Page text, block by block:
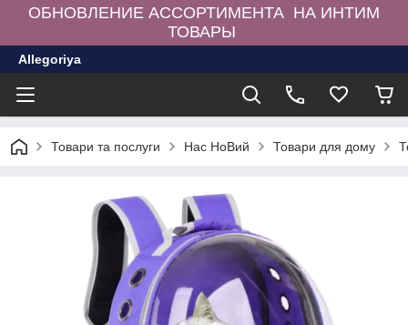
ОБНОВЛЕНИЕ АССОРТИМЕНТА НА ИНТИМ
ТОВАРЫ
Allegoriya
Товари та послуги Нас НоВий Товари для дому